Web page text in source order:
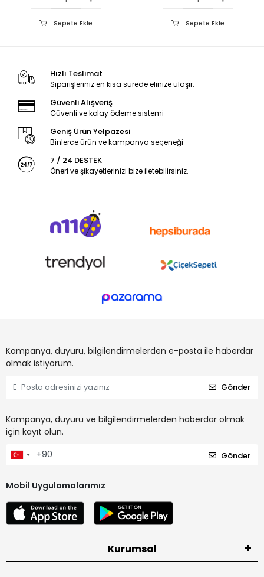
Sepete Ekle Sepete Ekle
Hızlı Teslimat
Siparişleriniz en kısa sürede elinize ulaşır.
Güvenli Alışveriş
Güvenli ve kolay ödeme sistemi
Geniş Ürün Yelpazesi
Binlerce ürün ve kampanya seçeneği
7 / 24 DESTEK
Öneri ve şikayetlerinizi bize iletebilirsiniz.
Kampanya, duyuru, bilgilendirmelerden e-posta ile haberdar
olmak istiyorum.
Gönder
Kampanya, duyuru ve bilgilendirmelerden haberdar olmak
için kayıt olun.
Gönder
Mobil Uygulamalarımız
Kurumsal